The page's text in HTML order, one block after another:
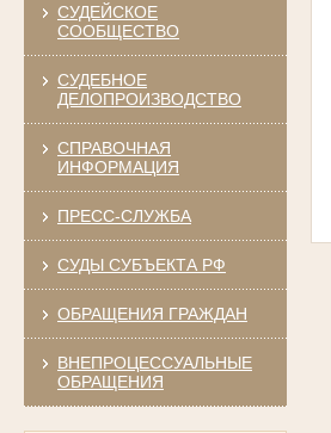
СУДЕЙСКОЕ
СООБЩЕСТВО
СУДЕБНОЕ
ДЕЛОПРОИЗВОДСТВО
СПРАВОЧНАЯ
ИНФОРМАЦИЯ
ПРЕСС-СЛУЖБА
СУДЫ СУБЪЕКТА РФ
ОБРАЩЕНИЯ ГРАЖДАН
ВНЕПРОЦЕССУАЛЬНЫЕ
ОБРАЩЕНИЯ